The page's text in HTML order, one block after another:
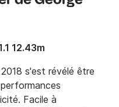
12.43m
s'est révélé être
Facile à